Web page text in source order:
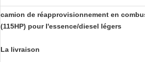
camion de réapprovisionnement en
(115HP) pour l'essence/diesel légers
La livraison